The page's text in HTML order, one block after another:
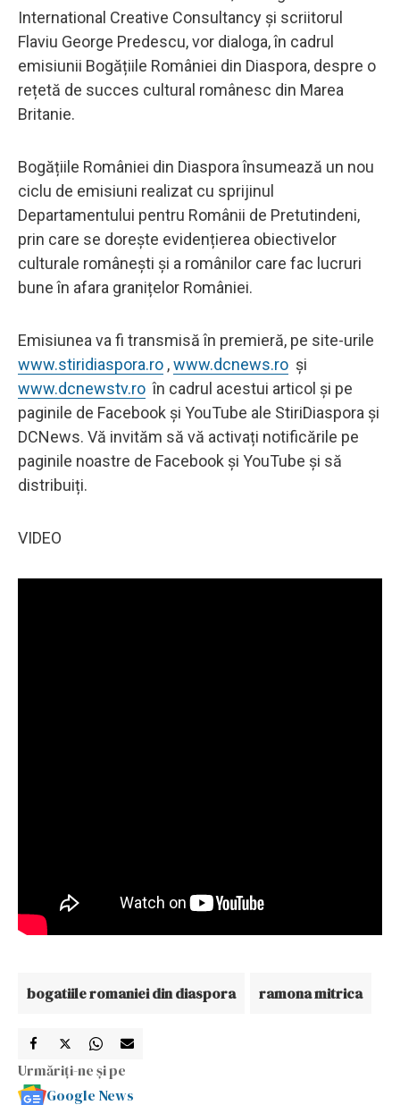
International Creative Consultancy și scriitorul
Flaviu George Predescu, vor dialoga, în cadrul
emisiunii Bogățiile României din Diaspora, despre o
rețetă de succes cultural românesc din Marea
Britanie.
Bogățiile României din Diaspora însumează un nou
ciclu de emisiuni realizat cu sprijinul
Departamentului pentru Românii de Pretutindeni,
prin care se dorește evidențierea obiectivelor
culturale românești și a românilor care fac lucruri
bune în afara granițelor României.
Emisiunea va fi transmisă în premieră, pe site-urile
www.stiridiaspora.ro ,www.dcnews.ro și
www.dcnewstv.ro în cadrul acestui articol și pe
paginile de Facebook și YouTube ale StiriDiaspora și
DCNews. Vă invităm să vă activați notificările pe
paginile noastre de Facebook și YouTube și să
distribuiți.
VIDEO
bogatiile romaniei din diaspora ramona mitrica
Urmăriți-ne și pe
Google News